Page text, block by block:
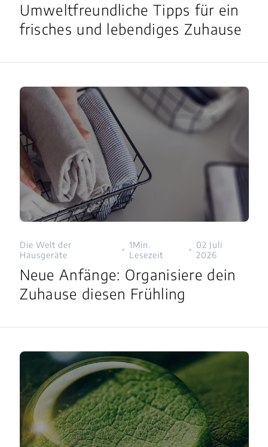
Umweltfreundliche Tipps für ein
frisches und lebendiges Zuhause
Die Welt der
Hausgeräte
1Min.
Lesezeit
02 Juli
2026
Neue Anfänge: Organisiere dein
Zuhause diesen Frühling